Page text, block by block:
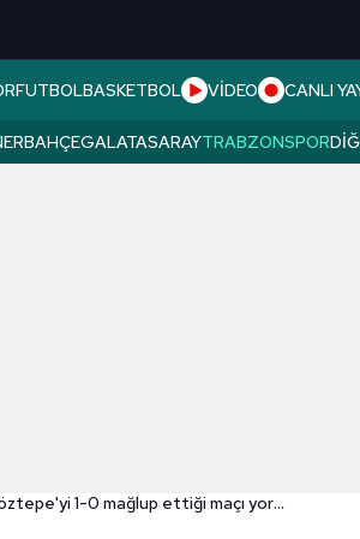
FUTBOLBASKETBOL VİDEO CANLI
GALATASARAYTRABZONSPOR
Spor yazarları Trabzonspor'un Göztepe'yi 1-0 mağlup ettiği maçı yorumladı